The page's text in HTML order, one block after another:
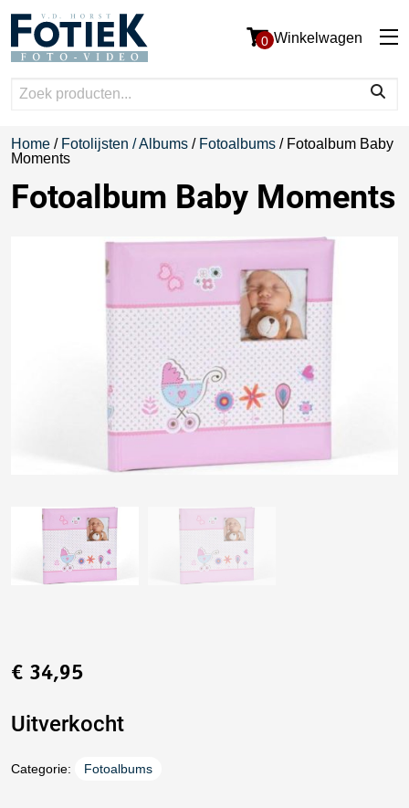
0 Winkelwagen
Home / Fotolijsten / Albums / Fotoalbums / Fotoalbum Baby
Moments
Fotoalbum Baby Moments
€ 34,95
Uitverkocht
Categorie: Fotoalbums